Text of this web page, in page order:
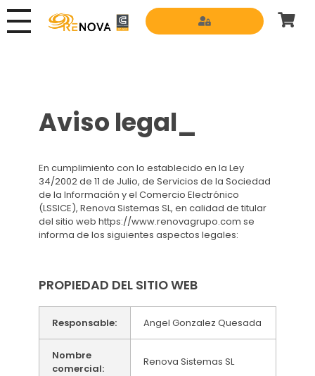
Aviso legal_
En cumplimiento con lo establecido en la Ley
34/2002 de 11 de Julio, de Servicios de la Sociedad
de la Información y el Comercio Electrónico
(LSSICE), Renova Sistemas SL, en calidad de titular
del sitio web https://www.renovagrupo.com se
informa de los siguientes aspectos legales:
PROPIEDAD DEL SITIO WEB
Responsable: Angel Gonzalez Quesada
Nombre
comercial:
Renova Sistemas SL